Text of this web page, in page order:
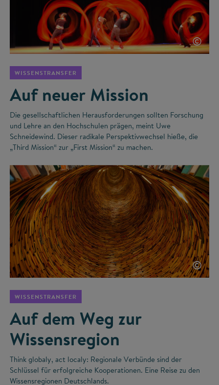
©
WISSENSTRANSFER
Auf neuer Mission
Die gesellschaftlichen Herausforderungen sollten Forschung
und Lehre an den Hochschulen prägen, meint Uwe
Schneidewind. Dieser radikale Perspektivwechsel hieße, die
„Third Mission“ zur „First Mission“ zu machen.
©
WISSENSTRANSFER
Auf dem Weg zur
Wissensregion
Think globaly, act localy: Regionale Verbünde sind der
Schlüssel für erfolgreiche Kooperationen. Eine Reise zu den
Wissensregionen Deutschlands.